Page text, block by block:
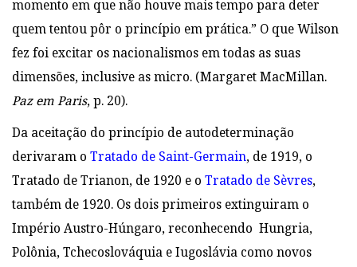
momento em que não houve mais tempo para deter
quem tentou pôr o princípio em prática.” O que Wilson
fez foi excitar os nacionalismos em todas as suas
dimensões, inclusive as micro. (Margaret MacMillan.
Paz em Paris, p. 20).
Da aceitação do princípio de autodeterminação
derivaram o Tratado de Saint-Germain, de 1919, o
Tratado de Trianon, de 1920 e o Tratado de Sèvres,
também de 1920. Os dois primeiros extinguiram o
Império Austro-Húngaro, reconhecendo Hungria,
Polônia, Tchecoslováquia e Iugoslávia como novos